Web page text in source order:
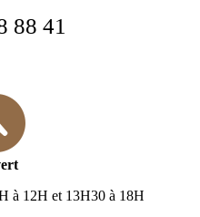
88 41
à 12H et 13H30 à 18H